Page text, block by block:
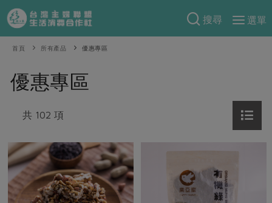
搜尋
選單
產品分類
當季蔬果
一籃菜
芽苗類
奶蛋豆・五穀
蛋
食譜料理
麵食
肉食
海鮮
把最好的台灣味帶回家！
防災用品預購圓滿結束
2026年端午節預購圓滿結束
觀點文章
主婦食堂 一籃菜真心話
關於合作社
認識合作社
重要公告
首頁 所有產品 優惠專區
優惠專區
共 102 項